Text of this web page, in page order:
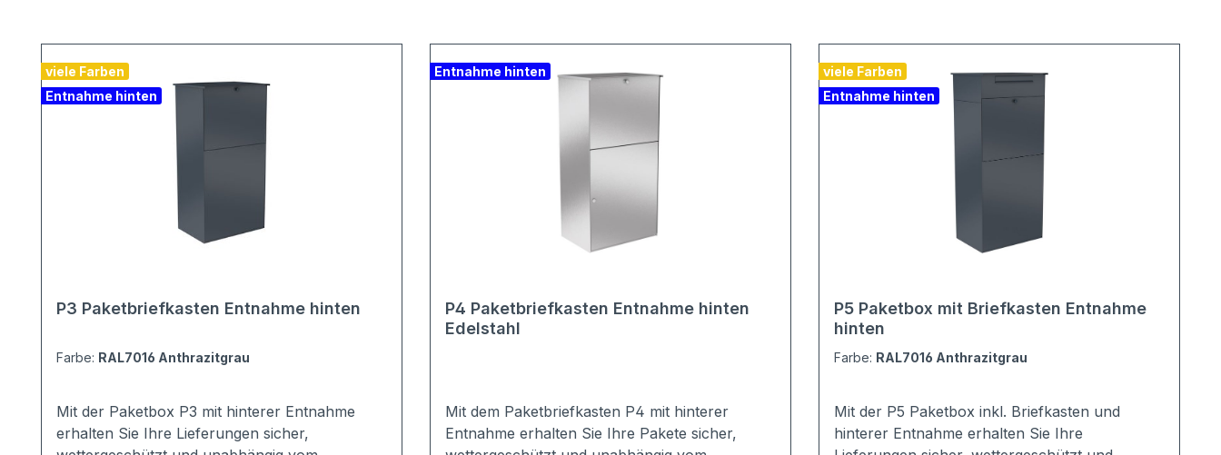
viele Farben
Entnahme hinten
P3 Paketbriefkasten Entnahme hinten
Farbe: RAL7016 Anthrazitgrau
Mit der Paketbox P3 mit hinterer Entnahme
erhalten Sie Ihre Lieferungen sicher,
Entnahme hinten
P4 Paketbriefkasten Entnahme hinten
Edelstahl
Mit dem Paketbriefkasten P4 mit hinterer
Entnahme erhalten Sie Ihre Pakete sicher,
viele Farben
Entnahme hinten
P5 Paketbox mit Briefkasten Entnahme
hinten
Farbe: RAL7016 Anthrazitgrau
Mit der P5 Paketbox inkl. Briefkasten und
hinterer Entnahme erhalten Sie Ihre